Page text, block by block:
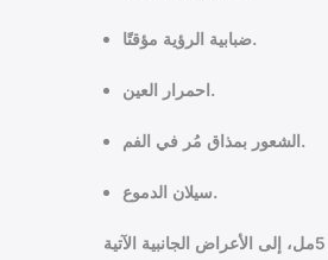
ضبابية الرؤية مؤقتًا.
احمرار العين.
الشعور بمذاق مُر في الفم.
سيلان الدموع.